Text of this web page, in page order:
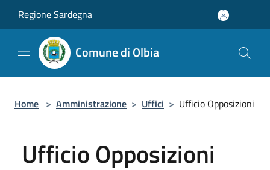
Regione Sardegna
Comune di Olbia
Home > Amministrazione > Uffici > Ufficio Opposizioni
Ufficio Opposizioni